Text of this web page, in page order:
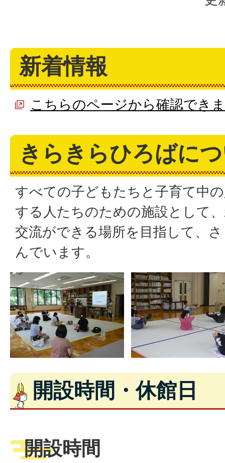
新着情報
こちらのページから確認でき
きらきらひろばに
すべての子どもたちと子育て中
する人たちのための施設として
交流ができる場所を目指して、
んでいます。
開設時間・休館日
開設時間